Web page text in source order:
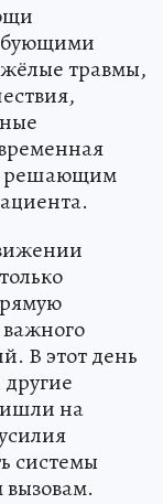
травмы,
решающим
В этот день
на
системы